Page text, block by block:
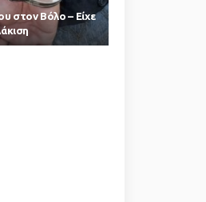
στον Βόλο – Είχε